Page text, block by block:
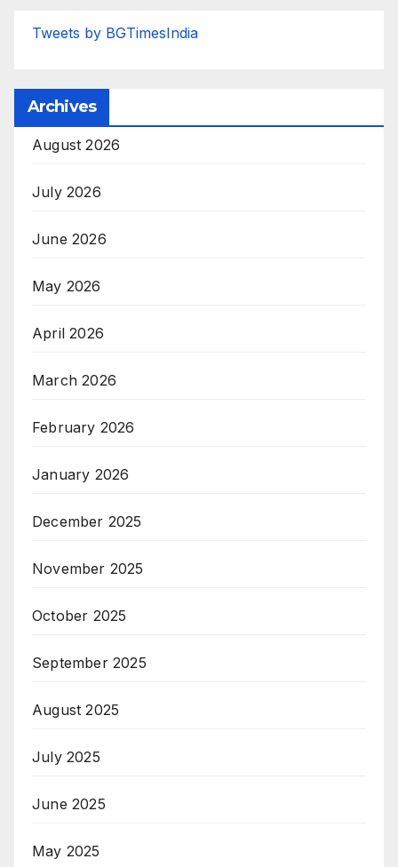
Tweets by BGTimesIndia
Archives
August 2026
July 2026
June 2026
May 2026
April 2026
March 2026
February 2026
January 2026
December 2025
November 2025
October 2025
September 2025
August 2025
July 2025
June 2025
May 2025